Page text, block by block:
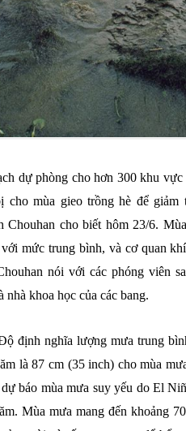
dự phòng cho hơn 300 khu
cho mùa gieo trồng hè để
Chouhan cho biết hôm 23/6.
mức trung bình, và cơ quan
nói với các phóng viên
nhà khoa học của các bang.
định nghĩa lượng mưa trung
là 87 cm (35 inch) cho mùa
báo mùa mưa suy yếu do El
Mùa mưa mang đến khoảng